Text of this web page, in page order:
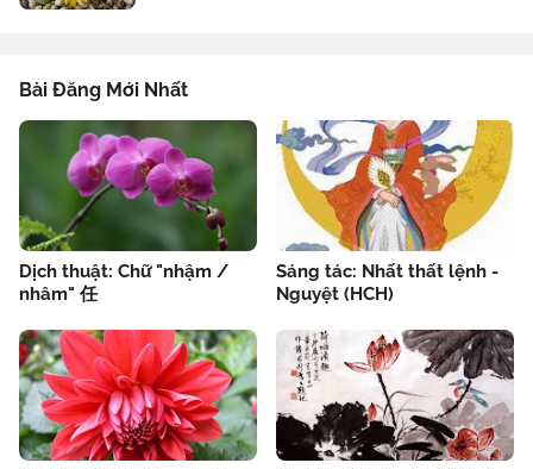
Bài Đăng Mới Nhất
Dịch thuật: Chữ "nhậm /
nhâm" 任
Sáng tác: Nhất thất lệnh -
Nguyệt (HCH)